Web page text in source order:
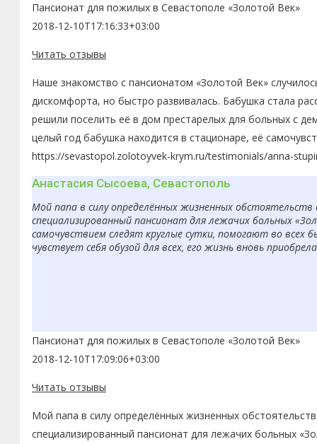
Пансионат для пожилых в Севастополе «Золотой Век»
2018-12-10T17:16:33+03:00
Читать отзывы
Наше знакомство с пансионатом «Золотой Век»
дискомфорта, но быстро развивалась. Бабушка стала
решили поселить её в дом престарелых для больных с
целый год бабушка находится в стационаре, её
https://sevastopol.zolotoyvek-krym.ru/testimonials/anna-
Анастасия Сысоева, Севастополь
Мой папа в силу определённых жизненных
специализированный пансионат для лежачих больных
самочувствием следят круглые сутки, помогают во всех
чувствует себя обузой для всех, его жизнь вновь
Пансионат для пожилых в Севастополе «Золотой Век»
2018-12-10T17:09:06+03:00
Читать отзывы
Мой папа в силу определённых жизненных
специализированный пансионат для лежачих больных